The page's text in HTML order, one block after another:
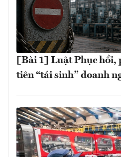
[Bài 1] Luật Phục
tiên “tái sinh” doanh